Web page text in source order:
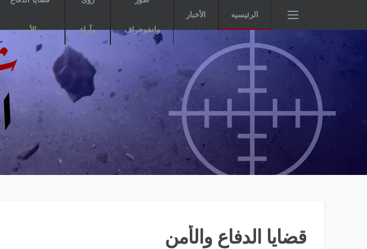
الرئيسيه الأخبار
وانفوجراف وآراء والأمن
قضايا الدفاع والأمن